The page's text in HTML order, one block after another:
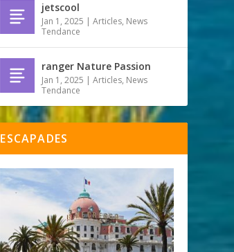
jetscool
Jan 1, 2025 |Articles, News
Tendance
ranger Nature Passion
Jan 1, 2025 |Articles, News
Tendance
ESCAPADES